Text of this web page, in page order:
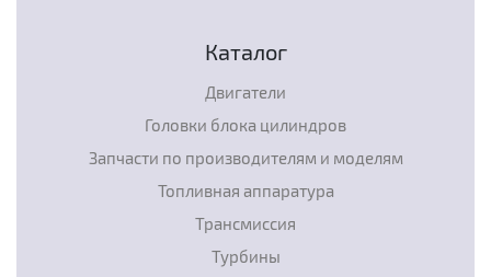
Каталог
Двигатели
Головки блока цилиндров
Запчасти по производителям и моделям
Топливная аппаратура
Трансмиссия
Турбины